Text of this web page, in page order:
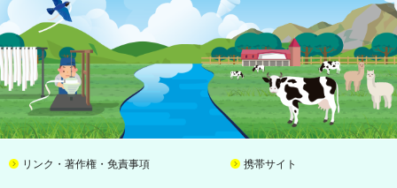
リンク・著作権・免責事項 携帯サイト